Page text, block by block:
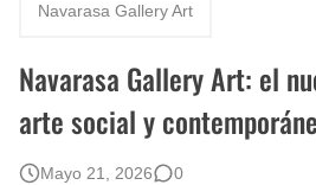
San Valentín Dibujos a Lápiz
Navarasa Gallery Art
Navarasa Gallery Art: el
arte social y
Mayo 21, 2026 0